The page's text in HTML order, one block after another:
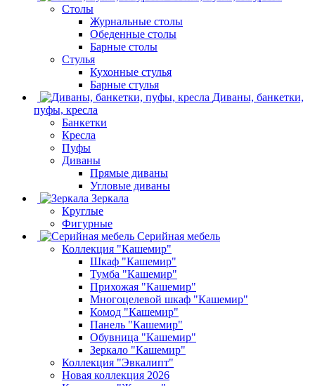
Столы
Журнальные столы
Обеденные столы
Барные столы
Стулья
Кухонные стулья
Барные стулья
Диваны, банкетки,
пуфы, кресла
Банкетки
Кресла
Пуфы
Диваны
Прямые диваны
Угловые диваны
Зеркала
Круглые
Фигурные
Серийная мебель
Коллекция "Кашемир"
Шкаф "Кашемир"
Тумба "Кашемир"
Прихожая "Кашемир"
Многоцелевой шкаф "Кашемир"
Комод "Кашемир"
Панель "Кашемир"
Обувница "Кашемир"
Зеркало "Кашемир"
Коллекция "Эвкалипт"
Новая коллекция 2026